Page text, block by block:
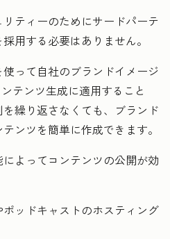
ティーのためにサードパーテ
用する必要はありません。
って自社のブランドイメージ
テンツ生成に適用すること
繰り返さなくても、ブランド
ンツを簡単に作成できます。
よってコンテンツの公開が効
ッドキャストのホスティング